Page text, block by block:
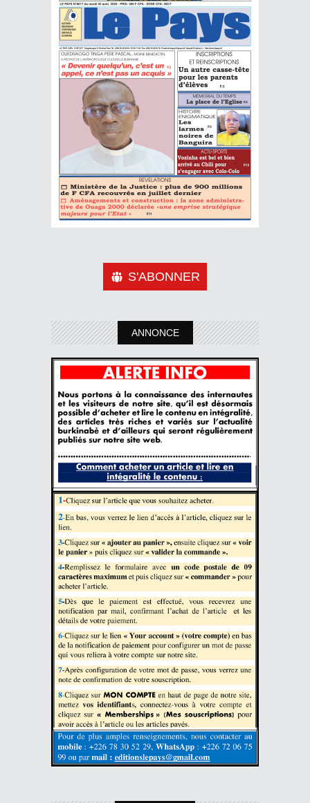
S'ABONNER
ANNONCE